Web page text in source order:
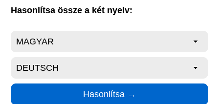
Hasonlítsa össze a két nyelv: